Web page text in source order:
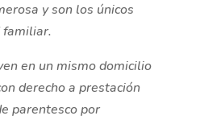
y son los únicos
familiar.
en un mismo domicilio
derecho a prestación
parentesco por